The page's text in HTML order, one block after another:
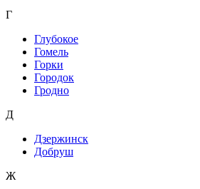
Г
Глубокое
Гомель
Горки
Городок
Гродно
Д
Дзержинск
Добруш
Ж